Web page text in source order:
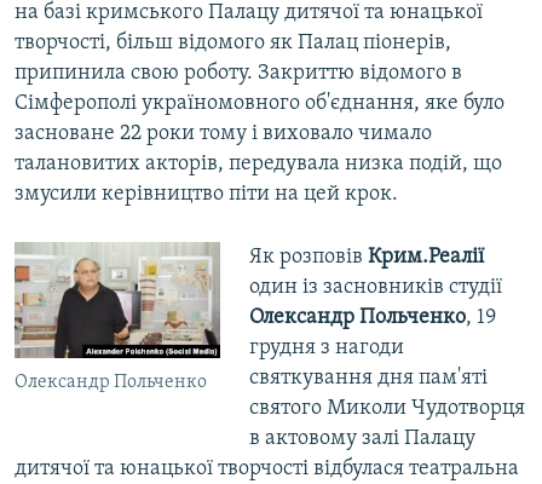
на базі кримського Палацу дитячої та юнацької
творчості, більш відомого як Палац піонерів,
припинила свою роботу. Закриттю відомого в
Сімферополі україномовного об'єднання, яке було
засноване 22 роки тому і виховало чимало
талановитих акторів, передувала низка подій, що
змусили керівництво піти на цей крок.
Олександр Польченко
Як розповів Крим.Реалії
один із засновників студії
Олександр Польченко, 19
грудня з нагоди
святкування дня пам'яті
святого Миколи Чудотворця
в актовому залі Палацу
дитячої та юнацької творчості відбулася театральна